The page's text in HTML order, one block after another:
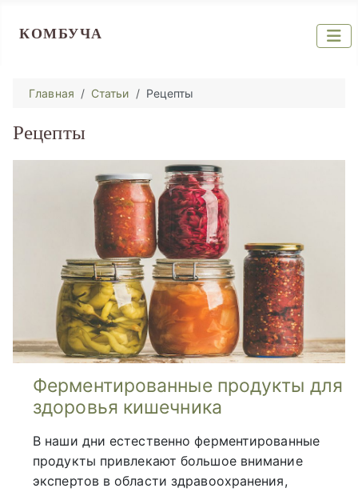
КОМБУЧА
Главная Статьи Рецепты
Рецепты
Ферментированные продукты для
здоровья кишечника
В наши дни естественно ферментированные
продукты привлекают большое внимание
экспертов в области здравоохранения,